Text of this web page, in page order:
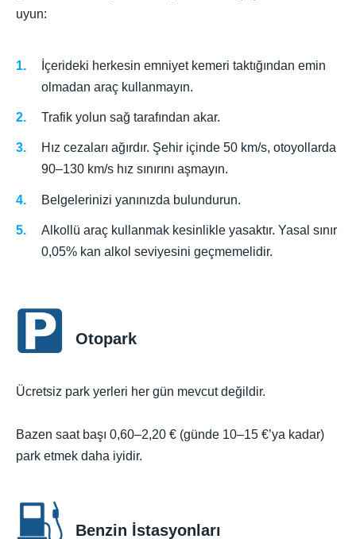
uyun:
İçerideki herkesin emniyet kemeri taktığından emin
olmadan araç kullanmayın.
Trafik yolun sağ tarafından akar.
Hız cezaları ağırdır. Şehir içinde 50 km/s, otoyollarda
90–130 km/s hız sınırını aşmayın.
Belgelerinizi yanınızda bulundurun.
Alkollü araç kullanmak kesinlikle yasaktır. Yasal sınır
0,05% kan alkol seviyesini geçmemelidir.
Otopark
Ücretsiz park yerleri her gün mevcut değildir.
Bazen saat başı 0,60–2,20 € (günde 10–15 €’ya kadar)
park etmek daha iyidir.
Benzin İstasyonları